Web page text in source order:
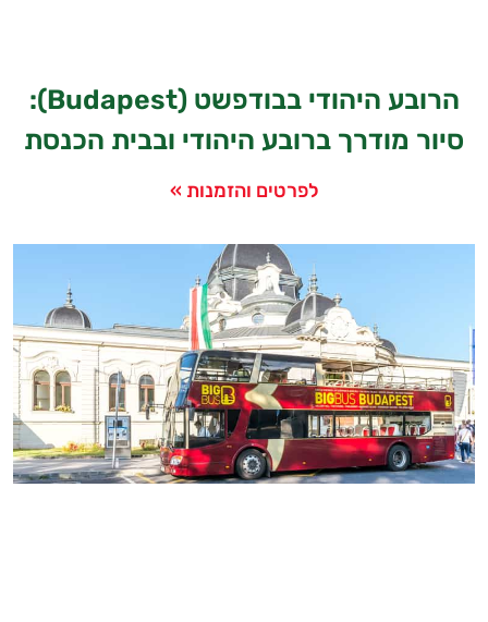
הרובע היהודי בבודפשט (Budapest):
סיור מודרך ברובע היהודי ובבית הכנסת
לפרטים והזמנות »